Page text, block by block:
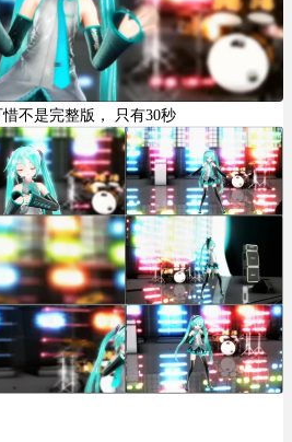
不是完整版， 只有30秒